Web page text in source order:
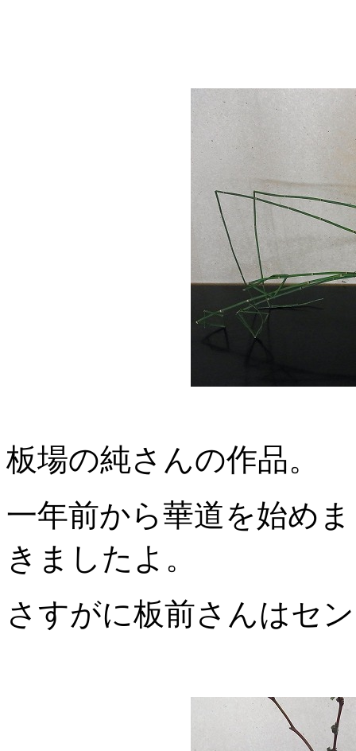
板場の純さんの作品。
一年前から華道を始め
きましたよ。
さすがに板前さんはセ